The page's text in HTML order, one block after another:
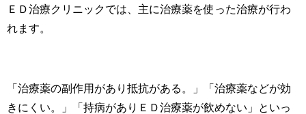
ＥＤ治療クリニックでは、主に治療薬を使った治療が行わ
れます。
「治療薬の副作用があり抵抗がある。」「治療薬などが効
きにくい。」「持病がありＥＤ治療薬が飲めない」といっ